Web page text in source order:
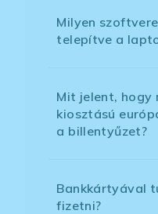
Milyen
telepítve a
Mit jelent, hogy
kiosztású
a billentyűzet?
Bankkártyával
fizetni?